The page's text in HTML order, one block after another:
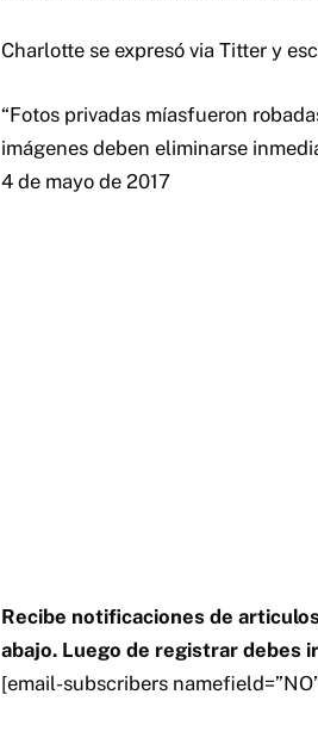
Charlotte se expresó via Titter y
“Fotos privadas míasfueron
imágenes deben eliminarse
4 de mayo de 2017
Recibe notificaciones de
abajo. Luego de registrar debes
[email-subscribers